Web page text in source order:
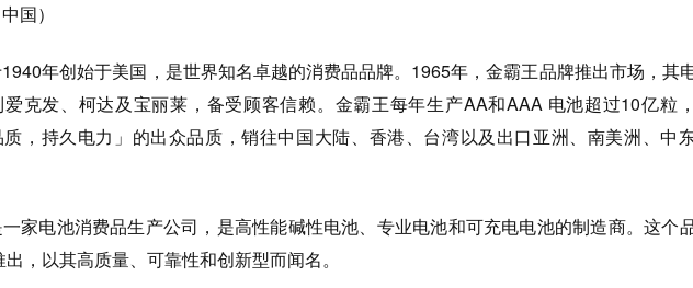
国）
年创始于美国，是世界知名卓越的消费品品牌。1965年，金霸王品牌推出市场，其
克发、柯达及宝丽莱，备受顾客信赖。金霸王每年生产AA和AAA 电池超过10亿粒
质，持久电力」的出众品质，销往中国大陆、香港、台湾以及出口亚洲、南美洲、中
家电池消费品生产公司，是高性能碱性电池、专业电池和可充电电池的制造商。这个
，以其高质量、可靠性和创新型而闻名。